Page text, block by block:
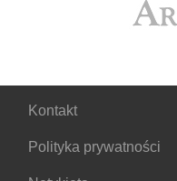
Kontakt
Polityka prywatności